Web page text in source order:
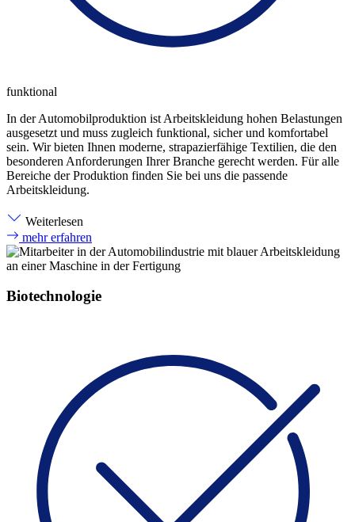
funktional
In der Automobilproduktion ist Arbeitskleidung hohen Belastungen
ausgesetzt und muss zugleich funktional, sicher und komfortabel
sein. Wir bieten Ihnen moderne, strapazierfähige Textilien, die den
besonderen Anforderungen Ihrer Branche gerecht werden. Für alle
Bereiche der Produktion finden Sie bei uns die passende
Arbeitskleidung.
Weiterlesen
mehr erfahren
Biotechnologie